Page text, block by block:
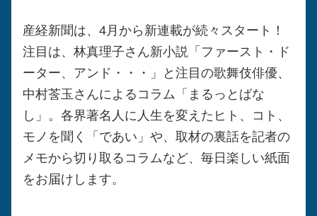
産経新聞は、4月から新連載が続々スタート！
注目は、林真理子さん新小説「ファースト・ド
ーター、アンド・・・」と注目の歌舞伎俳優、
中村莟玉さんによるコラム「まるっとばな
し」。各界著名人に人生を変えたヒト、コト、
モノを聞く「であい」や、取材の裏話を記者の
メモから切り取るコラムなど、毎日楽しい紙面
をお届けします。